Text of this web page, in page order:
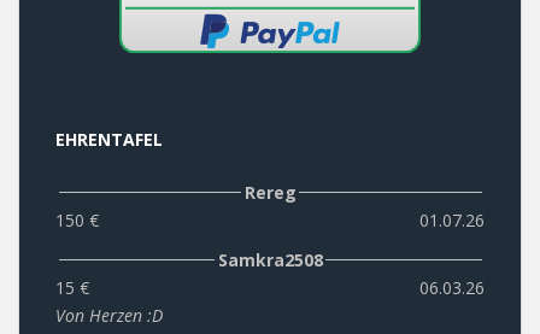
EHRENTAFEL
Rereg
150 €
01.07.26
Samkra2508
15 €
06.03.26
Von Herzen :D